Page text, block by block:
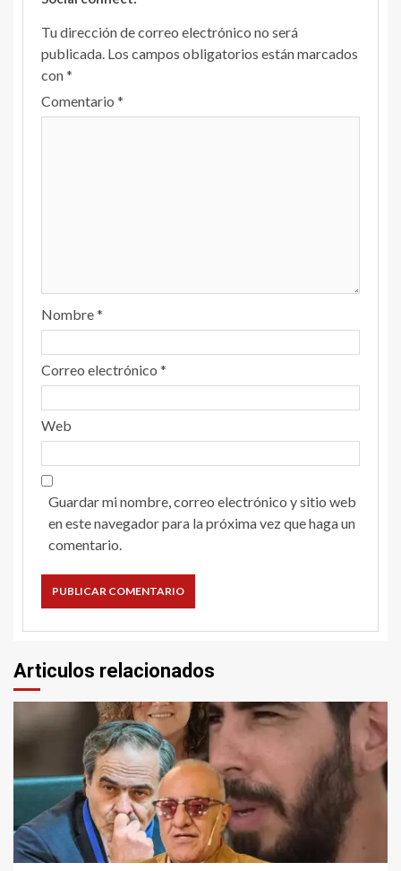
Tu dirección de correo electrónico no será
publicada. Los campos obligatorios están marcados
con*
Comentario *
Nombre*
Correo electrónico *
Web
Guardar mi nombre, correo electrónico y sitio web
en este navegador para la próxima vez que haga un
comentario.
Articulos relacionados